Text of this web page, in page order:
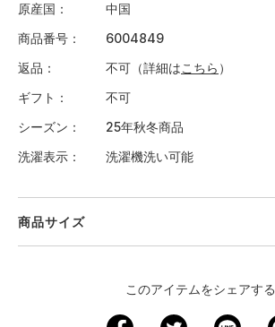
原産国
中国
商品番号
6004849
返品
不可（詳細はこちら ）
ギフト
不可
シーズン
25年秋冬商品
洗濯表示
洗濯機洗い可能
商品サイズ
このアイテムをシェアする